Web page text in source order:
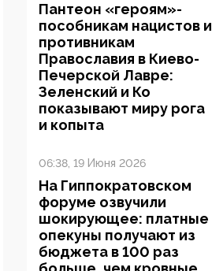
Пантеон «героям»-
пособникам нацистов и
противникам
Православия в Киево-
Печерской Лавре:
Зеленский и Ко
показывают миру рога
и копыта
06:38, 19 Июня 2026
На Гиппократовском
форуме озвучили
шокирующее: платные
опекуны получают из
бюджета в 100 раз